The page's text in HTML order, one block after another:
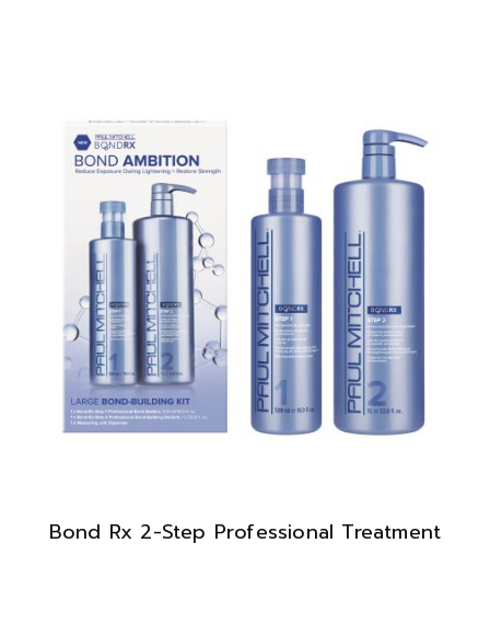
Bond Rx 2-Step Professional Treatment